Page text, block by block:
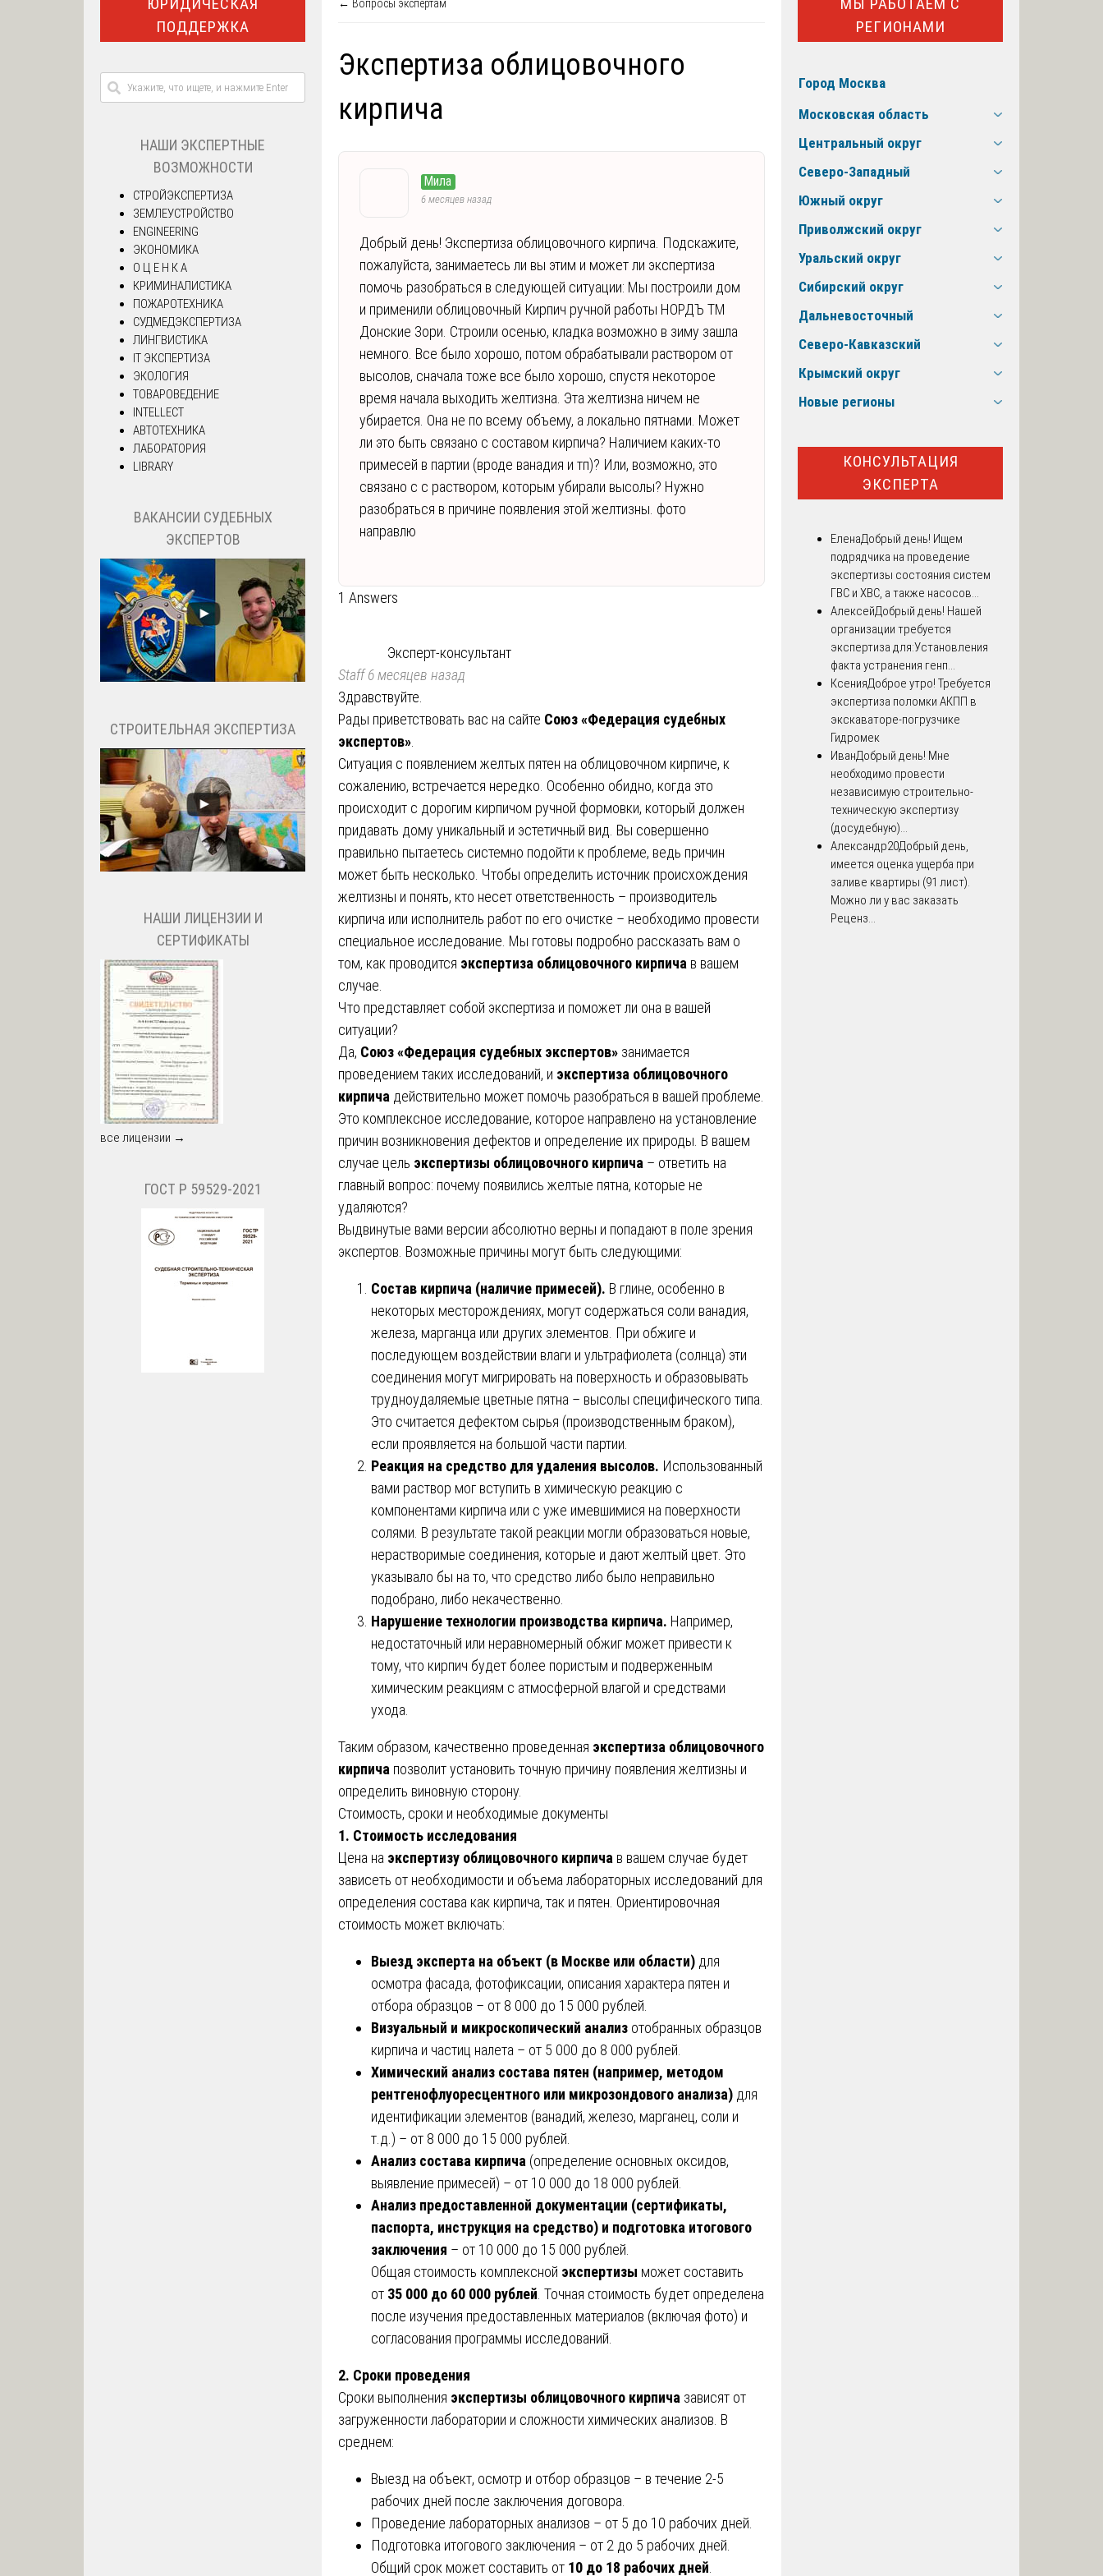
← Вопросы экспертам
Экспертиза облицовочного
кирпича
Мила
6 месяцев назад
Добрый день! Экспертиза облицовочного кирпича. Подскажите,
пожалуйста, занимаетесь ли вы этим и может ли экспертиза
помочь разобраться в следующей ситуации: Мы построили дом
и применили облицовочный Кирпич ручной работы НОРДЪ ТМ
Донские Зори. Строили осенью, кладка возможно в зиму зашла
немного. Все было хорошо, потом обрабатывали раствором от
высолов, сначала тоже все было хорошо, спустя некоторое
время начала выходить желтизна. Эта желтизна ничем не
убирается. Она не по всему объему, а локально пятнами. Может
ли это быть связано с составом кирпича? Наличием каких-то
примесей в партии (вроде ванадия и тп)? Или, возможно, это
связано с с раствором, которым убирали высолы? Нужно
разобраться в причине появления этой желтизны. фото
направлю
1 Answers
Эксперт-консультант
Staff6 месяцев назад
Здравствуйте.
Рады приветствовать вас на сайте Союз «Федерация судебных
экспертов»
Ситуация с появлением желтых пятен на облицовочном кирпиче, к
сожалению, встречается нередко. Особенно обидно, когда это
происходит с дорогим кирпичом ручной формовки, который должен
придавать дому уникальный и эстетичный вид. Вы совершенно
правильно пытаетесь системно подойти к проблеме, ведь причин
может быть несколько. Чтобы определить источник происхождения
желтизны и понять, кто несет ответственность – производитель
кирпича или исполнитель работ по его очистке – необходимо провести
специальное исследование. Мы готовы подробно рассказать вам о
том, как проводится экспертиза облицовочного кирпича в вашем
случае.
Что представляет собой экспертиза и поможет ли она в вашей
ситуации?
Да, Союз «Федерация судебных экспертов» занимается
проведением таких исследований, и экспертиза облицовочного
кирпича действительно может помочь разобраться в вашей проблеме.
Это комплексное исследование, которое направлено на установление
причин возникновения дефектов и определение их природы. В вашем
случае цель экспертизы облицовочного кирпича – ответить на
главный вопрос: почему появились желтые пятна, которые не
удаляются?
Выдвинутые вами версии абсолютно верны и попадают в поле зрения
экспертов. Возможные причины могут быть следующими:
Состав кирпича (наличие примесей). В глине, особенно в
некоторых месторождениях, могут содержаться соли ванадия,
железа, марганца или других элементов. При обжиге и
последующем воздействии влаги и ультрафиолета (солнца) эти
соединения могут мигрировать на поверхность и образовывать
трудноудаляемые цветные пятна – высолы специфического типа.
Это считается дефектом сырья (производственным браком),
если проявляется на большой части партии.
Реакция на средство для удаления высолов. Использованный
вами раствор мог вступить в химическую реакцию с
компонентами кирпича или с уже имевшимися на поверхности
солями. В результате такой реакции могли образоваться новые,
нерастворимые соединения, которые и дают желтый цвет. Это
указывало бы на то, что средство либо было неправильно
подобрано, либо некачественно.
Нарушение технологии производства кирпича. Например,
недостаточный или неравномерный обжиг может привести к
тому, что кирпич будет более пористым и подверженным
химическим реакциям с атмосферной влагой и средствами
ухода.
Таким образом, качественно проведенная экспертиза облицовочного
кирпича позволит установить точную причину появления желтизны и
определить виновную сторону.
Стоимость, сроки и необходимые документы
1. Стоимость исследования
Цена на экспертизу облицовочного кирпича в вашем случае будет
зависеть от необходимости и объема лабораторных исследований для
определения состава как кирпича, так и пятен. Ориентировочная
стоимость может включать:
Выезд эксперта на объект (в Москве или области) для
осмотра фасада, фотофиксации, описания характера пятен и
отбора образцов – от 8 000 до 15 000 рублей.
Визуальный и микроскопический анализ отобранных образцов
кирпича и частиц налета – от 5 000 до 8 000 рублей.
Химический анализ состава пятен (например, методом
рентгенофлуоресцентного или микрозондового анализа) для
идентификации элементов (ванадий, железо, марганец, соли и
т.д.) – от 8 000 до 15 000 рублей.
Анализ состава кирпича (определение основных оксидов,
выявление примесей) – от 10 000 до 18 000 рублей.
Анализ предоставленной документации (сертификаты,
паспорта, инструкция на средство) и подготовка итогового
заключения – от 10 000 до 15 000 рублей.
Общая стоимость комплексной экспертизы может составить
от 35 000 до 60 000 рублей . Точная стоимость будет определена
после изучения предоставленных материалов (включая фото) и
согласования программы исследований.
2. Сроки проведения
Сроки выполнения экспертизы облицовочного кирпича зависят от
загруженности лаборатории и сложности химических анализов. В
среднем:
Выезд на объект, осмотр и отбор образцов – в течение 2-5
рабочих дней после заключения договора.
Проведение лабораторных анализов – от 5 до 10 рабочих дней.
Подготовка итогового заключения – от 2 до 5 рабочих дней.
Общий срок может составить от 10 до 18 рабочих дней
ПОДДЕРЖКА
НАШИ ЭКСПЕРТНЫЕ
ВОЗМОЖНОСТИ
СТРОЙЭКСПЕРТИЗА
ЗЕМЛЕУСТРОЙСТВО
ENGINEERING
ЭКОНОМИКА
О Ц Е Н К А
КРИМИНАЛИСТИКА
ПОЖАРОТЕХНИКА
СУДМЕДЭКСПЕРТИЗА
ЛИНГВИСТИКА
IT ЭКСПЕРТИЗА
ЭКОЛОГИЯ
ТОВАРОВЕДЕНИЕ
INTELLECT
АВТОТЕХНИКА
ЛАБОРАТОРИЯ
LIBRARY
ВАКАНСИИ СУДЕБНЫХ
ЭКСПЕРТОВ
СТРОИТЕЛЬНАЯ ЭКСПЕРТИЗА
НАШИ ЛИЦЕНЗИИ И
СЕРТИФИКАТЫ
все лицензии →
ГОСТ Р 59529-2021
РЕГИОНАМИ
Город Москва
Московская область
Центральный округ
Северо-Западный
Южный округ
Приволжский округ
Уральский округ
Сибирский округ
Дальневосточный
Северо-Кавказский
Крымский округ
Новые регионы
КОНСУЛЬТАЦИЯ
ЭКСПЕРТА
ЕленаДобрый день! Ищем
подрядчика на проведение
экспертизы состояния систем
ГВС и ХВС, а также насосов...
АлексейДобрый день! Нашей
организации требуется
экспертиза для:Установления
факта устранения генп...
КсенияДоброе утро! Требуется
экспертиза поломки АКПП в
экскаваторе-погрузчике
Гидромек
ИванДобрый день! Мне
необходимо провести
независимую строительно-
техническую экспертизу
(досудебную)...
Александр20Добрый день,
имеется оценка ущерба при
заливе квартиры (91 лист).
Можно ли у вас заказать
Реценз...